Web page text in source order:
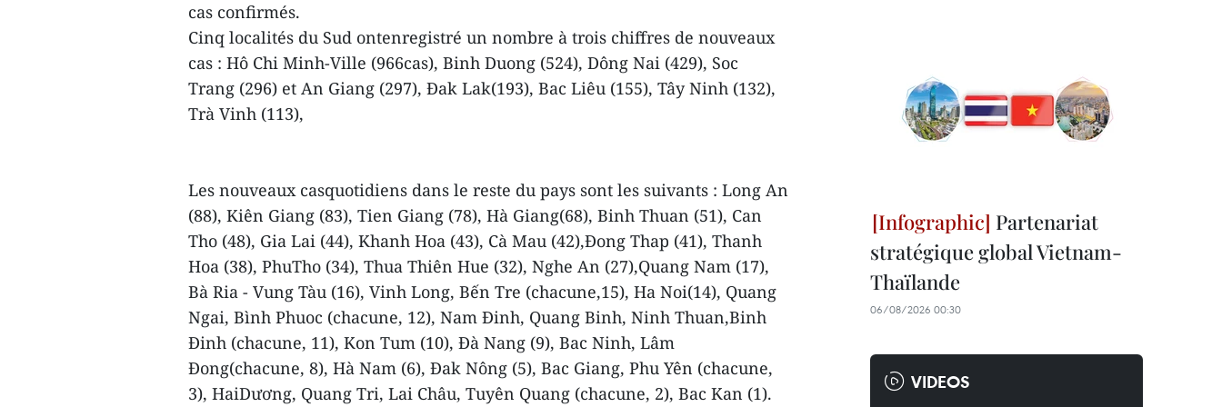
cas confirmés.
Cinq localités du Sud ontenregistré un nombre à trois chiffres de nouveaux
cas : Hô Chi Minh-Ville (966cas), Binh Duong (524), Dông Nai (429), Soc
Trang (296) et An Giang (297), Đak Lak(193), Bac Liêu (155), Tây Ninh (132),
Trà Vinh (113),
Les nouveaux casquotidiens dans le reste du pays sont les suivants : Long An
(88), Kiên Giang (83), Tien Giang (78), Hà Giang(68), Binh Thuan (51), Can
Tho (48), Gia Lai (44), Khanh Hoa (43), Cà Mau (42),Đong Thap (41), Thanh
Hoa (38), PhuTho (34), Thua Thiên Hue (32), Nghe An (27),Quang Nam (17),
Bà Ria - Vung Tàu (16), Vinh Long, Bến Tre (chacune,15), Ha Noi(14), Quang
Ngai, Bình Phuoc (chacune, 12), Nam Đinh, Quang Binh, Ninh Thuan,Binh
Đinh (chacune, 11), Kon Tum (10), Đà Nang (9), Bac Ninh, Lâm
Đong(chacune, 8), Hà Nam (6), Đak Nông (5), Bac Giang, Phu Yên (chacune,
3), HaiDương, Quang Tri, Lai Châu, Tuyên Quang (chacune, 2), Bac Kan (1).
Partenariat
stratégique global Vietnam-
Thaïlande
06/08/2026 00:30
VIDEOS